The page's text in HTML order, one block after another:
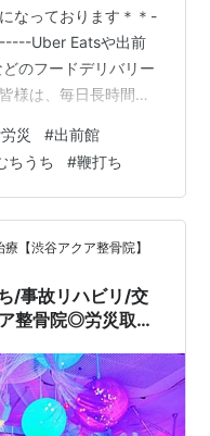
なっております＊＊-
Uber Eatsや出前
のフードデリバリー
様は、毎日長時間道
バイク、原付での配
や追突事故、右左折
交通事故が発生して
しまった場合は、
労災 #出前館
ちうち #鞭打ち
【渋谷アクア整骨院】
/事故リハビリ/交
整骨院◎労災取扱